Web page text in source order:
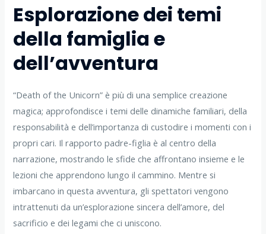
Esplorazione dei temi
della famiglia e
dell’avventura
“Death of the Unicorn” è più di una semplice creazione
magica; approfondisce i temi delle dinamiche familiari, della
responsabilità e dell’importanza di custodire i momenti con i
propri cari. Il rapporto padre-figlia è al centro della
narrazione, mostrando le sfide che affrontano insieme e le
lezioni che apprendono lungo il cammino. Mentre si
imbarcano in questa avventura, gli spettatori vengono
intrattenuti da un’esplorazione sincera dell’amore, del
sacrificio e dei legami che ci uniscono.